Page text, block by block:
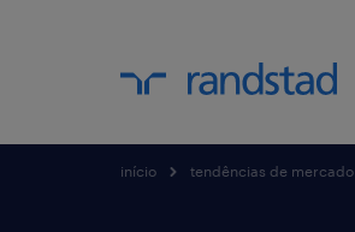
início tendências de mercado